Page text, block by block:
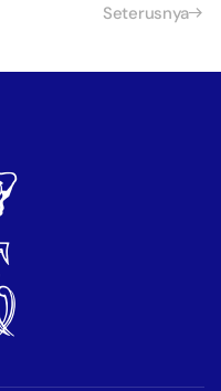
Seterusnya